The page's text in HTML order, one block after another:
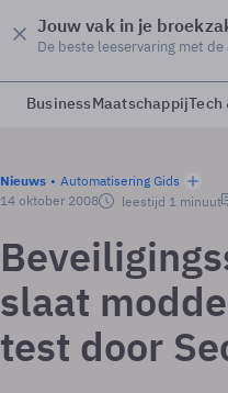
Jouw vak in je
De beste leeservaring met de
BusinessMaatschappijTech
Nieuws
Automatisering Gids
14 oktober 2008
leestijd 1 minuut
slaat
test door